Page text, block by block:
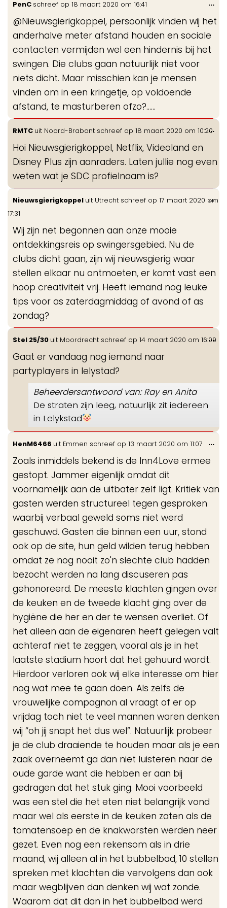
gastenboek-
lijst
PenC schreef op 18 maart 2020 om 16:41
@Nieuwsgierigkoppel, persoonlijk vinden wij het
anderhalve meter afstand houden en sociale
contacten vermijden wel een hindernis bij het
swingen. Die clubs gaan natuurlijk niet voor
niets dicht. Maar misschien kan je mensen
vinden om in een kringetje, op voldoende
afstand, te masturberen ofzo?......
...
RMTC uit Noord-Brabant schreef op 18 maart 2020 om 10:20
Hoi Nieuwsgierigkoppel, Netflix, Videoland en
Disney Plus zijn aanraders. Laten jullie nog even
weten wat je SDC profielnaam is?
...
Nieuwsgierigkoppel uit Utrecht schreef op 17 maart 2020 om
17:31
Wij zijn net begonnen aan onze mooie
ontdekkingsreis op swingersgebied. Nu de
clubs dicht gaan, zijn wij nieuwsgierig waar
stellen elkaar nu ontmoeten, er komt vast een
hoop creativiteit vrij. Heeft iemand nog leuke
tips voor as zaterdagmiddag of avond of as
zondag?
...
Stel 25/30 uit Moordrecht schreef op 14 maart 2020 om 16:09
Gaat er vandaag nog iemand naar
partyplayers in lelystad?
Beheerdersantwoord van: Ray en Anita
De straten zijn leeg, natuurlijk zit iedereen
in Lelykstad
...
HenM6466 uit Emmen schreef op 13 maart 2020 om 11:07
Zoals inmiddels bekend is de Inn4Love ermee
gestopt. Jammer eigenlijk omdat dit
voornamelijk aan de uitbater zelf ligt. Kritiek van
gasten werden structureel tegen gesproken
waarbij verbaal geweld soms niet werd
geschuwd. Gasten die binnen een uur, stond
ook op de site, hun geld wilden terug hebben
omdat ze nog nooit zo'n slechte club hadden
bezocht werden na lang discuseren pas
gehonoreerd. De meeste klachten gingen over
de keuken en de tweede klacht ging over de
hygiëne die her en der te wensen overliet. Of
het alleen aan de eigenaren heeft gelegen valt
achteraf niet te zeggen, vooral als je in het
laatste stadium hoort dat het gehuurd wordt.
Hierdoor verloren ook wij elke interesse om hier
nog wat mee te gaan doen. Als zelfs de
vrouwelijke compagnon al vraagt of er op
vrijdag toch niet te veel mannen waren denken
wij “oh jij snapt het dus wel”. Natuurlijk probeer
je de club draaiende te houden maar als je een
zaak overneemt ga dan niet luisteren naar de
oude garde want die hebben er aan bij
gedragen dat het stuk ging. Mooi voorbeeld
was een stel die het eten niet belangrijk vond
maar wel als eerste in de keuken zaten als de
tomatensoep en de knakworsten werden neer
gezet. Even nog een rekensom als in drie
maand, wij alleen al in het bubbelbad, 10 stellen
spreken met klachten die vervolgens dan ook
maar wegblijven dan denken wij wat zonde.
Waarom dat dit dan in het bubbelbad werd
...